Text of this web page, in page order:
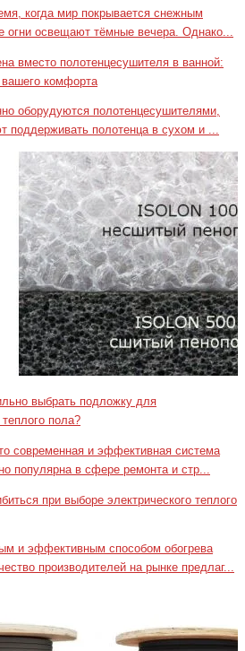
когда мир покрывается снежным
огни освещают тёмные вечера. Однако...
вместо полотенцесушителя в ванной:
комфорта
оборудуются полотенцесушителями,
поддерживать полотенца в сухом и ...
выбрать подложку для
пола?
современная и эффективная система
популярна в сфере ремонта и стр...
при выборе электрического теплого
и эффективным способом обогрева
производителей на рынке предлаг...